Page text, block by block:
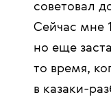
советовал
Сейчас мне
но еще
то время,
в казаки-